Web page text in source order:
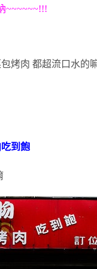
~~~~~~!!!
烤肉 都超流口水的
到飽